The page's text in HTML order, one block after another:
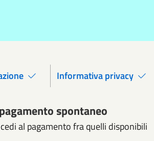
Informativa privacy
spontaneo
al pagamento fra quelli disponibili